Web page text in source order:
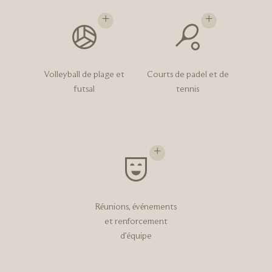
Volleyball de plage et
futsal
Courts de padel et de
tennis
Réunions, événements
et renforcement
d’équipe